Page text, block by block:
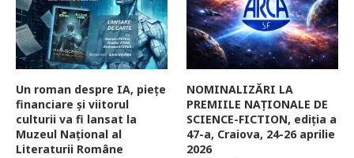
Un roman despre IA, piețe
financiare și viitorul
culturii va fi lansat la
Muzeul Național al
Literaturii Române
NOMINALIZĂRI LA
PREMIILE NAȚIONALE DE
SCIENCE-FICTION, ediția a
47-a, Craiova, 24-26 aprilie
2026